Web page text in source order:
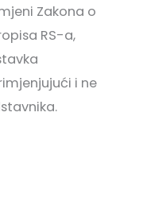
Zakona o
RS-a,
i ne